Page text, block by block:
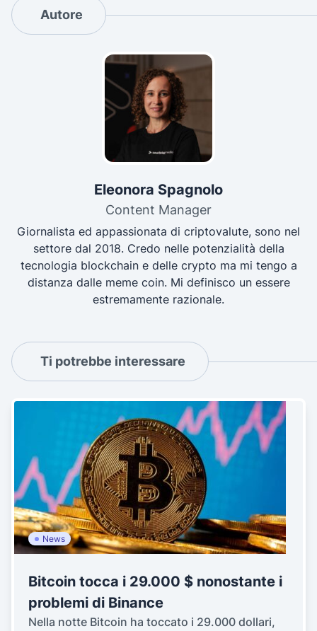
Autore
Eleonora Spagnolo
Content Manager
Giornalista ed appassionata di criptovalute, sono nel
settore dal 2018. Credo nelle potenzialità della
tecnologia blockchain e delle crypto ma mi tengo a
distanza dalle meme coin. Mi definisco un essere
estremamente razionale.
Ti potrebbe interessare
News
Bitcoin tocca i 29.000 $ nonostante i
problemi di Binance
Nella notte Bitcoin ha toccato i 29.000 dollari,